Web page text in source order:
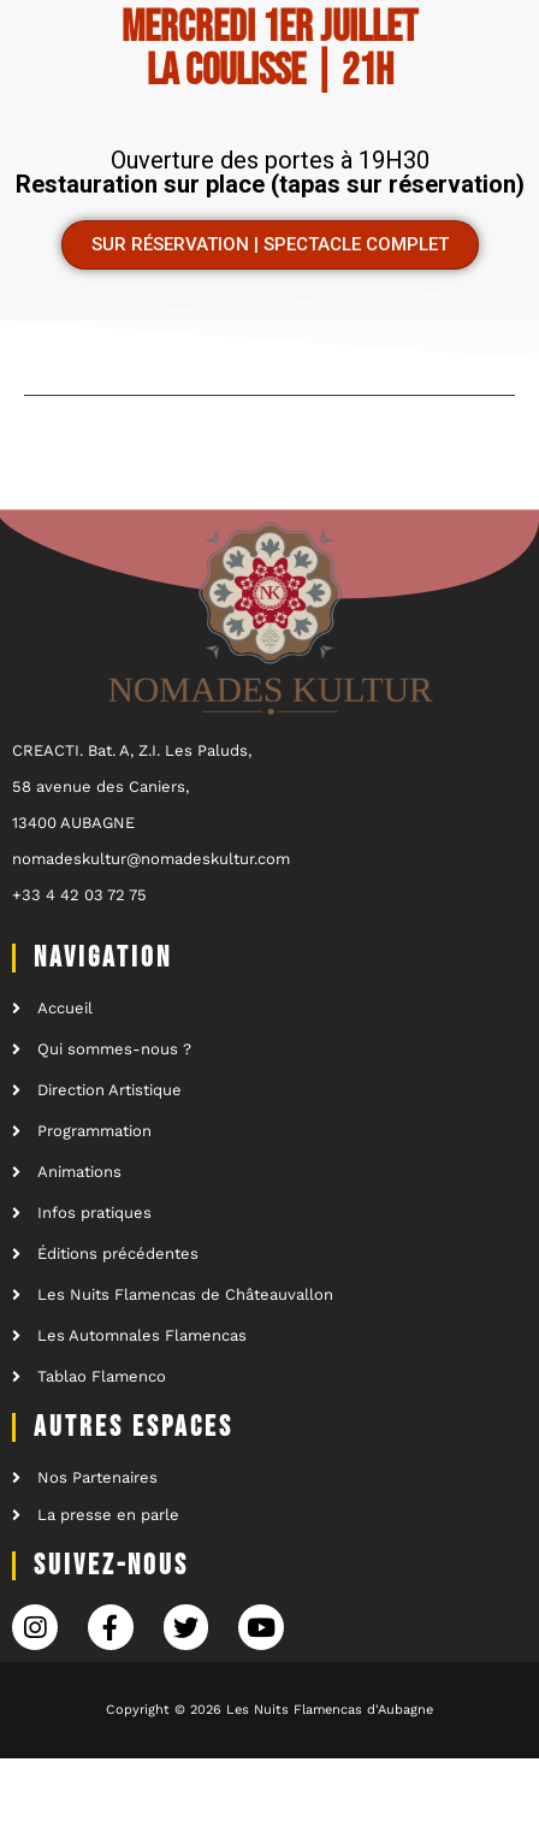
mercredi 1er juillet
la coulisse | 21h
Ouverture des portes à 19H30
Restauration sur place (tapas sur réservation)
SUR RÉSERVATION | SPECTACLE COMPLET
CREACTI. Bat. A, Z.I. Les Paluds,
58 avenue des Caniers,
13400 AUBAGNE
nomadeskultur@nomadeskultur.com
+33 4 42 03 72 75
NAVIGATION
Accueil
Qui sommes-nous ?
Direction Artistique
Programmation
Animations
Infos pratiques
Éditions précédentes
Les Nuits Flamencas de Châteauvallon
Les Automnales Flamencas
Tablao Flamenco
AUTRES ESPACES
Nos Partenaires
La presse en parle
SUIVEZ-NOUS
Copyright © 2026 Les Nuits Flamencas d'Aubagne